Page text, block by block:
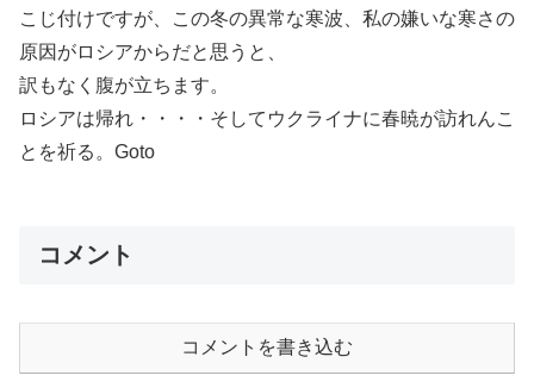
こじ付けですが、この冬の異常な寒波、私の嫌いな寒さの
原因がロシアからだと思うと、
訳もなく腹が立ちます。
ロシアは帰れ・・・・そしてウクライナに春暁が訪れんこ
とを祈る。Goto
コメント
コメントを書き込む